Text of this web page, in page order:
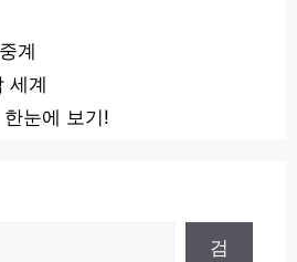
계
세계
눈에 보기!
검